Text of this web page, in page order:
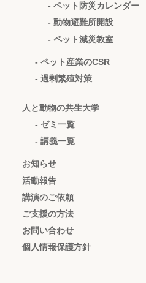
- ペット防災カレンダー
- 動物避難所開設
- ペット減災教室
- ペット産業のCSR
- 過剰繁殖対策
人と動物の共生大学
- ゼミ一覧
- 講義一覧
お知らせ
活動報告
講演のご依頼
ご支援の方法
お問い合わせ
個人情報保護方針